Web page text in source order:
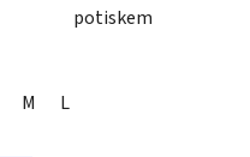
potiskem
M L